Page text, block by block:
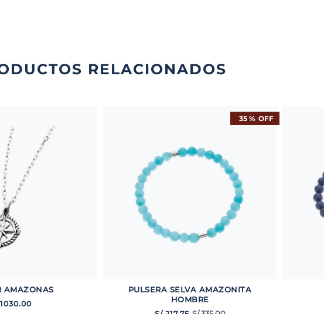
RELACIONADOS
AMAZONAS
1030.00
PULSERA SELVA AMAZONITA
HOMBRE
35 % OFF